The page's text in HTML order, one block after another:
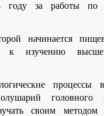
году за работы по
начинается
к изучению
процессы
головного
своим методом